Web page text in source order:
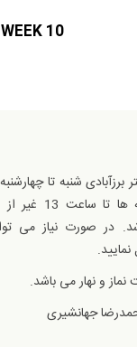
WEEK 10
برزآبادی شنبه تا
چهار عصر و
در صورت نیاز می
جهانشیری